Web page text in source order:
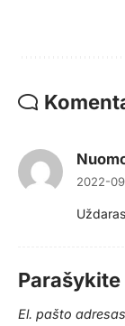
2022-
El. pašto